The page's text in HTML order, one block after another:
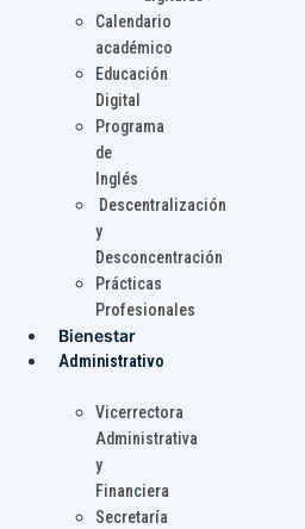
Calendario
académico
Educación
Digital
Programa
de
Inglés
Descentralización
y
Desconcentración
Prácticas
Profesionales
Bienestar
Administrativo
Vicerrectora
Administrativa
y
Financiera
Secretaría